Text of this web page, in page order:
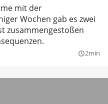
mit der
Wochen gab es zwei
zusammengestoßen
query_builder2min